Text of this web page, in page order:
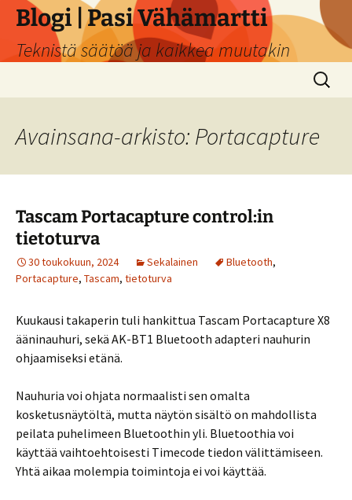
Siirry
sisältöön
Blogi | Pasi Vähämartti
Teknistä säätöä ja kaikkea muutakin
Haku:
Avainsana-arkisto: Portacapture
Tascam Portacapture control:in
tietoturva
30 toukokuun, 2024 Sekalainen Bluetooth,
Portacapture, Tascam, tietoturva
Kuukausi takaperin tuli hankittua Tascam Portacapture X8
ääninauhuri, sekä AK-BT1 Bluetooth adapteri nauhurin
ohjaamiseksi etänä.
Nauhuria voi ohjata normaalisti sen omalta
kosketusnäytöltä, mutta näytön sisältö on mahdollista
peilata puhelimeen Bluetoothin yli. Bluetoothia voi
käyttää vaihtoehtoisesti Timecode tiedon välittämiseen.
Yhtä aikaa molempia toimintoja ei voi käyttää.